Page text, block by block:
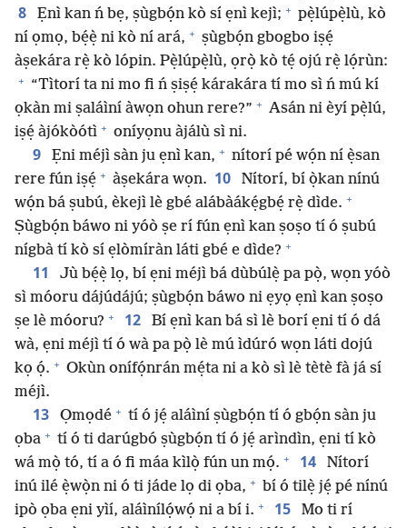
8 Ẹnì kan ń bẹ, ṣùgbọ́n kò sí ẹnì kejì; + pẹ̀lúpẹ̀lù, kò
ní ọmọ, bẹ́ẹ̀ ni kò ní ará, + ṣùgbọ́n gbogbo iṣẹ́
àṣekára rẹ̀ kò lópin. Pẹ̀lúpẹ̀lù, ọrọ̀ kò tẹ́ ojú rẹ̀ lọ́rùn:
+ “Tìtorí ta ni mo fi ń ṣiṣẹ́ kárakára tí mo sì ń mú kí
ọkàn mi ṣaláìní àwọn ohun rere?” + Asán ni èyí pẹ̀lú,
iṣẹ́ àjókòótì + oníyọnu àjálù sì ni.
9 Ẹni méjì sàn ju ẹnì kan, + nítorí pé wọ́n ní ẹ̀san
rere fún iṣẹ́ + àṣekára wọn. 10
Nítorí, bí ọ̀kan nínú
wọ́n bá ṣubú, èkejì lè gbé alábàákẹ́gbẹ́ rẹ̀ dìde. +
Ṣùgbọ́n báwo ni yóò ṣe rí fún ẹnì kan ṣoṣo tí ó ṣubú
nígbà tí kò sí ẹlòmíràn láti gbé e dìde? +
11
Jù bẹ́ẹ̀ lọ, bí ẹni méjì bá dùbúlẹ̀ pa pọ̀, wọn yóò
sì móoru dájúdájú; ṣùgbọ́n báwo ni ẹyọ ẹnì kan ṣoṣo
ṣe lè móoru? + 12
Bí ẹnì kan bá sì lè borí ẹni tí ó dá
wà, ẹni méjì tí ó wà pa pọ̀ lè mú ìdúró wọn láti dojú
kọ ọ́. + Okùn onífọ́nrán mẹ́ta ni a kò sì lè tètè fà já sí
méjì.
13 Ọmọdé + tí ó jẹ́ aláìní ṣùgbọ́n tí ó gbọ́n sàn ju
ọba + tí ó ti darúgbó ṣùgbọ́n tí ó jẹ́ arìndìn, ẹni tí kò
wá mọ̀ tó, tí a ó fi máa kìlọ̀ fún un mọ́. + 14
Nítorí
inú ilé ẹ̀wọ̀n ni ó ti jáde lọ di ọba, + bí ó tilẹ̀ jẹ́ pé nínú
ipò ọba ẹni yìí, aláìnílọ́wọ́ ni a bí i. + 15
Mo ti rí